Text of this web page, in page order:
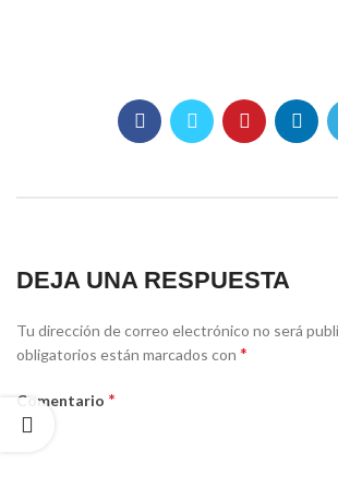
DEJA UNA RESPUESTA
Tu dirección de correo electrónico no será
obligatorios están marcados con *
Comentario *